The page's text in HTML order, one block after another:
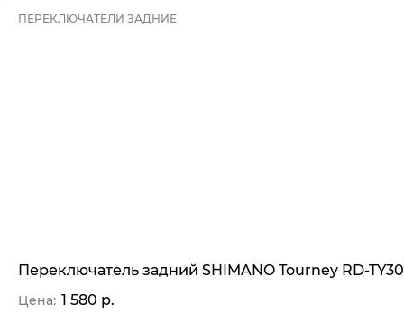
ПЕРЕКЛЮЧАТЕЛИ ЗАДНИЕ
Переключатель задний SHIMANO Tourney RD-
Цена: 1 580 р.